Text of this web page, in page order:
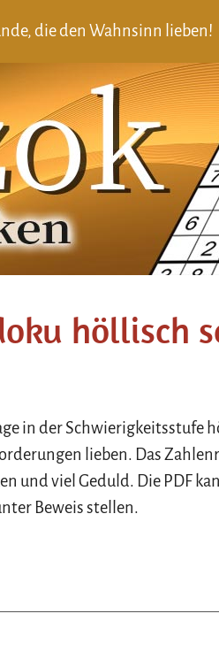
die den Wahnsinn lieben!
höllisch
in der Schwierigkeitsstufe
lieben. Das
und viel Geduld. Die PDF
Beweis stellen.